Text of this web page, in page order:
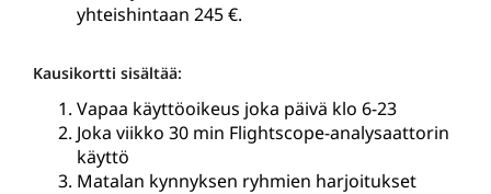
yhteishintaan 245 €.
Kausikortti sisältää:
Vapaa käyttöoikeus joka päivä klo 6-23
Joka viikko 30 min Flightscope-analysaattorin
käyttö
Matalan kynnyksen ryhmien harjoitukset